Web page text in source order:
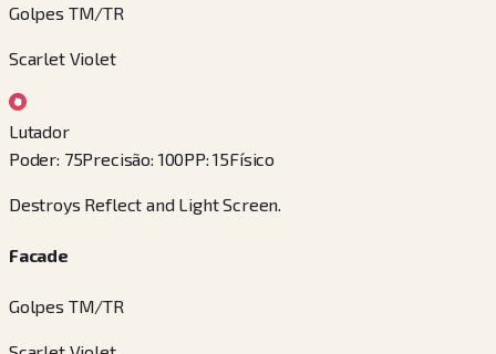
Golpes TM/TR
Scarlet Violet
Lutador
Poder: 75Precisão: 100PP:15Físico
Destroys Reflect and Light Screen.
Facade
Golpes TM/TR